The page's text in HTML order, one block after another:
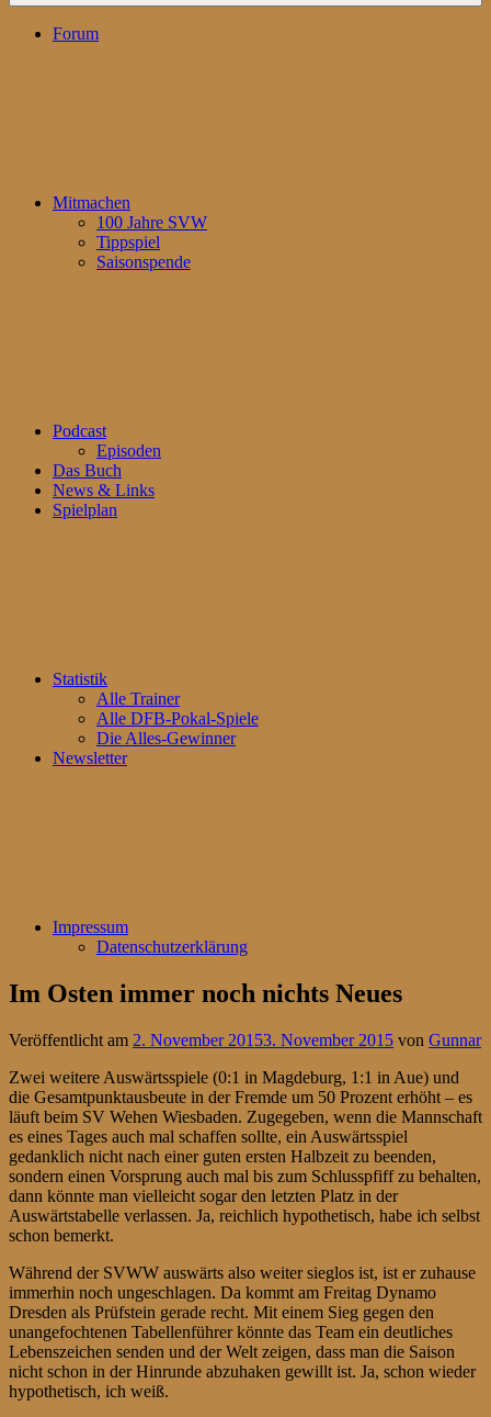
Forum
Mitmachen
100 Jahre SVW
Tippspiel
Saisonspende
Podcast
Episoden
Das Buch
News & Links
Spielplan
Statistik
Alle Trainer
Alle DFB-Pokal-Spiele
Die Alles-Gewinner
Newsletter
Impressum
Datenschutzerklärung
Im Osten immer noch nichts Neues
Veröffentlicht am 2. November 20153. November 2015 von Gunnar
Zwei weitere Auswärtsspiele (0:1 in Magdeburg, 1:1 in Aue) und
die Gesamtpunktausbeute in der Fremde um 50 Prozent erhöht – es
läuft beim SV Wehen Wiesbaden. Zugegeben, wenn die Mannschaft
es eines Tages auch mal schaffen sollte, ein Auswärtsspiel
gedanklich nicht nach einer guten ersten Halbzeit zu beenden,
sondern einen Vorsprung auch mal bis zum Schlusspfiff zu behalten,
dann könnte man vielleicht sogar den letzten Platz in der
Auswärtstabelle verlassen. Ja, reichlich hypothetisch, habe ich selbst
schon bemerkt.
Während der SVWW auswärts also weiter sieglos ist, ist er zuhause
immerhin noch ungeschlagen. Da kommt am Freitag Dynamo
Dresden als Prüfstein gerade recht. Mit einem Sieg gegen den
unangefochtenen Tabellenführer könnte das Team ein deutliches
Lebenszeichen senden und der Welt zeigen, dass man die Saison
nicht schon in der Hinrunde abzuhaken gewillt ist. Ja, schon wieder
hypothetisch, ich weiß.